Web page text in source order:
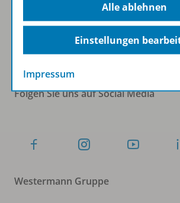
Zum Newsletter
Folgen Sie uns auf Social Media
Westermann Gruppe
Alle ablehnen
Einstellungen
Impressum